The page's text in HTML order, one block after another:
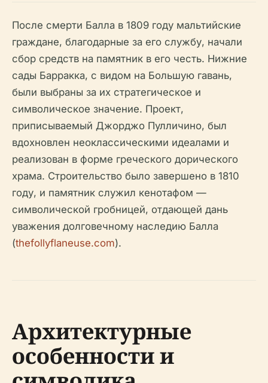
После смерти Балла в 1809 году мальтийские
граждане, благодарные за его службу, начали
сбор средств на памятник в его честь. Нижние
сады Барракка, с видом на Большую гавань,
были выбраны за их стратегическое и
символическое значение. Проект,
приписываемый Джорджо Пулличино, был
вдохновлен неоклассическими идеалами и
реализован в форме греческого дорического
храма. Строительство было завершено в 1810
году, и памятник служил кенотафом —
символической гробницей, отдающей дань
уважения долговечному наследию Балла
(thefollyflaneuse.com).
Архитектурные
особенности и